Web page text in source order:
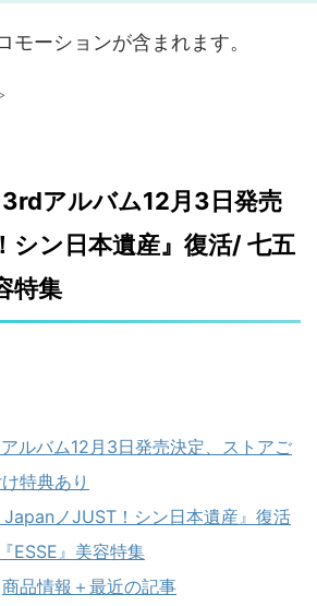
モーションが含まれます。
アルバム12月3日発売
シン日本遺産』復活/ 七五
特集
ルバム12月3日発売決定、ストアご
特典あり
ノJUST！シン日本遺産』復活
ESSE』美容特集
商品情報＋最近の記事